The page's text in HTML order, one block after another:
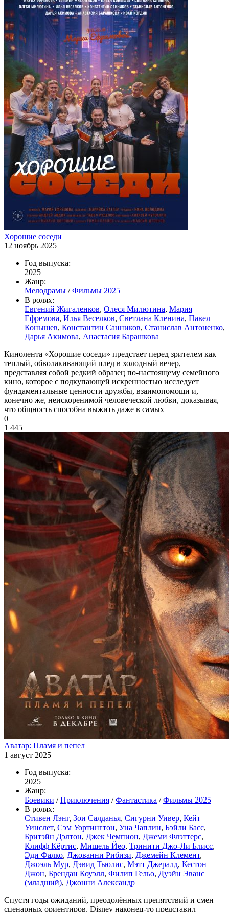
Хорошие соседи
12 ноябрь 2025
Год выпуска:
2025
Жанр:
Мелодрамы /Фильмы 2025
В ролях:
Евгений Жигаленков, Олеся Милютина, Мария
Ефремова, Илья Веселков, Светлана Кленина, Павел
Конышев, Константин Санников, Станислав Антоненко,
Дарья Акимова, Анастасия Барашкова
Кинолента «Хорошие соседи» предстает перед зрителем как
теплый, обволакивающий плед в холодный вечер,
представляя собой редкий образец по-настоящему семейного
кино, которое с подкупающей искренностью исследует
фундаментальные ценности дружбы, взаимопомощи и,
конечно же, неискоренимой человеческой любви, доказывая,
что общность способна выжить даже в самых
0
1 445
Аватар: Пламя и пепел
1 август 2025
Год выпуска:
2025
Жанр:
Боевики /Приключения /Фантастика /Фильмы 2025
В ролях:
Стивен Лэнг, Зои Салданья, Сигурни Уивер, Кейт
Уинслет, Сэм Уортингтон, Уна Чаплин, Бэйли Басс,
Бритэйн Дэлтон, Джек Чемпион, Джеми Флэттерс,
Клифф Кёртис, Мишель Йео, Тринити Джо-Ли Блисс,
Эди Фалко, Джованни Рибизи, Джемейн Клемент,
Джоэль Мур, Дэвид Тьюлис, Мэтт Джералд, Кестон
Джон, Брендан Коуэлл, Филип Гельо, Дуэйн Эванс
(младший), Джонни Александр
Спустя годы ожиданий, преодолённых препятствий и смен
сценарных ориентиров, Disney наконец-то представил